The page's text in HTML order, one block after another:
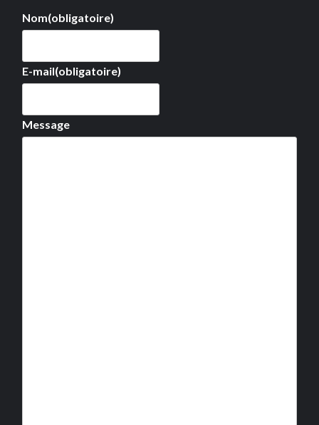
Nom(obligatoire)
E-mail(obligatoire)
Message